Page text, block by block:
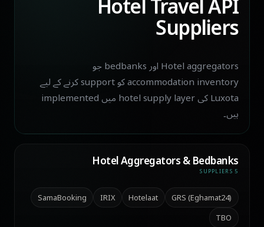
Suppliers
Hotel aggregators اور bedbanks جو
accommodation inventory کو support کرنے کے لیے
Luxota کی hotel supply layer میں implemented
ہیں۔
Hotel Aggregators & Bedbanks
5 SUPPLIERS
GRS (Eghamat24)
Hotelaat
IRIX
SamaBooking
TBO